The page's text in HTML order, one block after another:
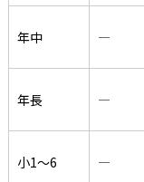
年中 ―
年長 ―
小1〜6 ―